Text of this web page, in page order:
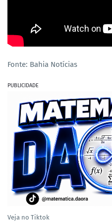
Fonte: Bahia Notícias
PUBLICIDADE
Veja no Tiktok